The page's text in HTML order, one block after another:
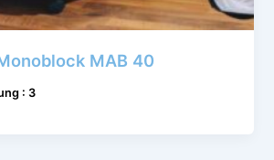
MAB 40
: 3